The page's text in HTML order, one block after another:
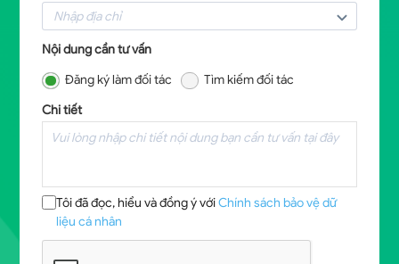
Nội dung cần tư vấn
Đăng ký làm đối tác
Tìm kiếm đối tác
Chi tiết
Tôi đã đọc, hiểu và đồng ý vớiChính sách bảo vệ dữ
liệu cá nhân